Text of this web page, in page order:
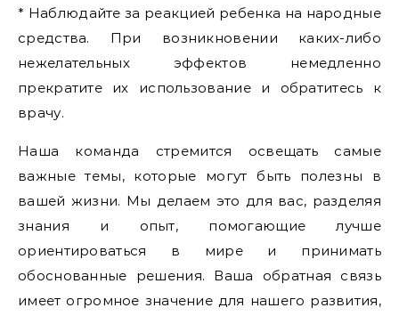
* Наблюдайте за реакцией ребенка на народные
средства. При возникновении каких-либо
нежелательных эффектов немедленно
прекратите их использование и обратитесь к
врачу.
Наша команда стремится освещать самые
важные темы, которые могут быть полезны в
вашей жизни. Мы делаем это для вас, разделяя
знания и опыт, помогающие лучше
ориентироваться в мире и принимать
обоснованные решения. Ваша обратная связь
имеет огромное значение для нашего развития,